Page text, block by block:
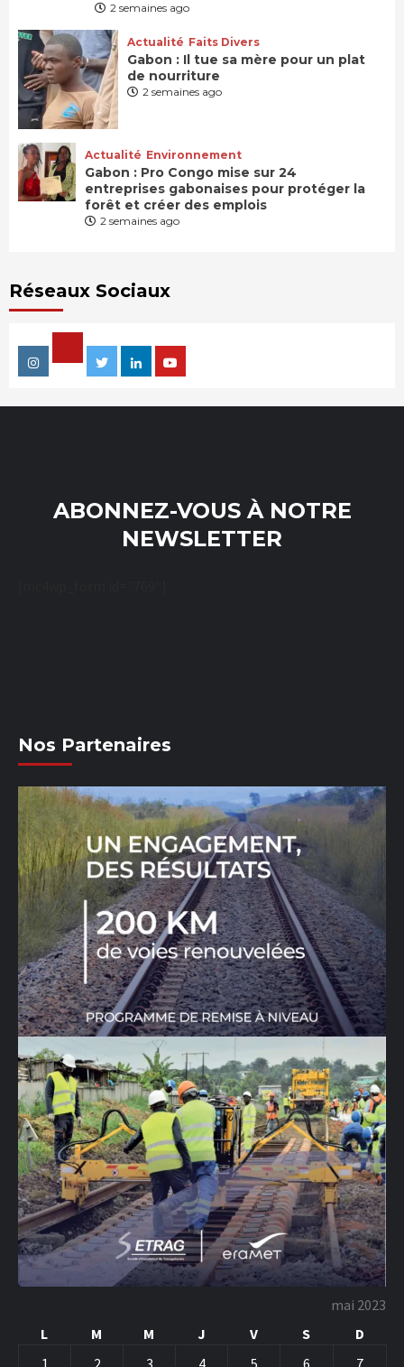
2 semaines ago
Actualité Faits Divers
Gabon : Il tue sa mère pour un plat
de nourriture
2 semaines ago
Actualité Environnement
Gabon : Pro Congo mise sur 24
entreprises gabonaises pour protéger la
forêt et créer des emplois
2 semaines ago
Réseaux Sociaux
Instagram
Facebook
TwitterLinkedin
ABONNEZ-VOUS À NOTRE
NEWSLETTER
Nos Partenaires
mai 2023
L
M M J V S
D
1
2 3 4 5 6 7